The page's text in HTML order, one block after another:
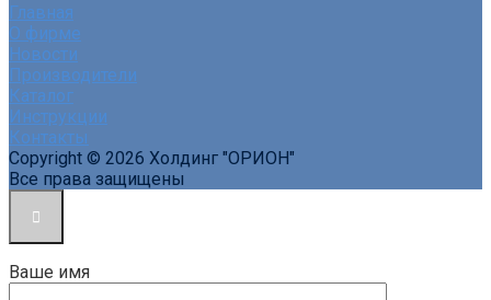
Главная
О фирме
Новости
Производители
Каталог
Инструкции
Контакты
Copyright © 2026 Холдинг "ОРИОН"
Все права защищены
Ваше имя